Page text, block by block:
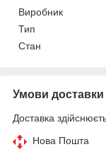
Виробник
Тип
Стан
Умови доставки
Доставка
Нова Пошта